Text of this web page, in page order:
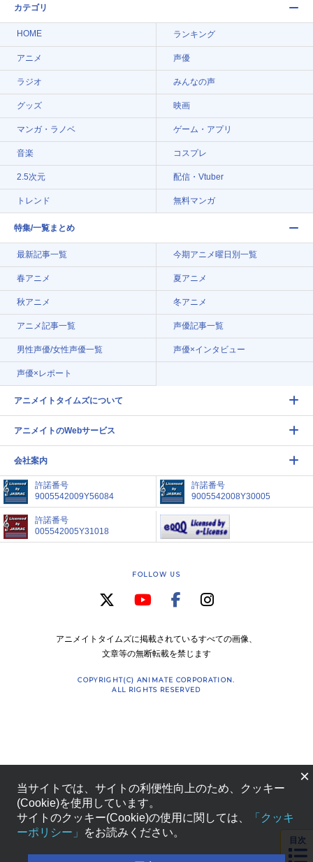
カテゴリ
HOME ランキング
アニメ 声優
ラジオ みんなの声
グッズ 映画
マンガ・ラノベ ゲーム・アプリ
音楽 コスプレ
2.5次元 配信・Vtuber
トレンド 無料マンガ
特集/一覧まとめ
最新記事一覧 今期アニメ曜日別一覧
春アニメ 夏アニメ
秋アニメ 冬アニメ
アニメ記事一覧 声優記事一覧
男性声優/女性声優一覧 声優×インタビュー
声優×レポート
アニメイトタイムズについて
アニメイトのWebサービス
会社案内
許諾番号
9005542009Y56084
許諾番号
9005542008Y30005
許諾番号
005542005Y31018
FOLLOW US
アニメイトタイムズに掲載されているすべての画像、
文章等の無断転載を禁じます
COPYRIGHT(C) ANIMATE CORPORATION.
ALL RIGHTS RESERVED
目次
×
当サイトでは、サイトの利便性向上のため、クッキー
(Cookie)を使用しています。
サイトのクッキー(Cookie)の使用に関しては、
「クッキ
ーポリシー」
をお読みください。